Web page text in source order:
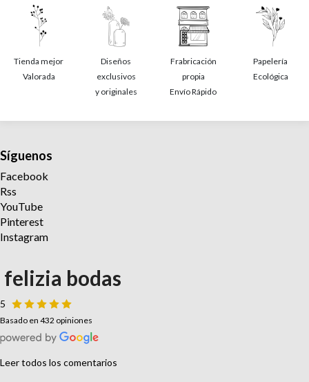
Tienda mejor
Valorada
Diseños
exclusivos
y originales
Frabricación
propia
Envío Rápido
Papelería
Ecológica
Síguenos
Facebook
Rss
YouTube
Pinterest
Instagram
felizia bodas
5
Basado en 432 opiniones
Leer todos los comentarios